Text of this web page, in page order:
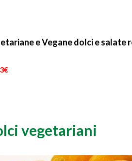
e Vegane dolci e salate
vegetariani